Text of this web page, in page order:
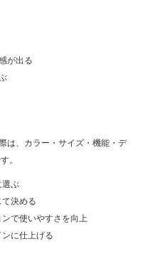
が出る
は、カラー・サイズ・機能・デ
。
選ぶ
決める
で使いやすさを向上
に仕上げる